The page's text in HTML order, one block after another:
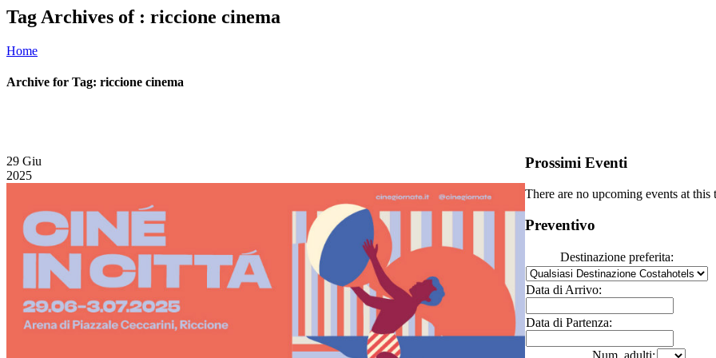
Tag Archives of : riccione cinema
Home
Archive for Tag: riccione cinema
29 Giu
2025
Prossimi Eventi
There are no upcoming events at this
Preventivo
Destinazione preferita:
Data di Arrivo:
Data di Partenza:
Num. adulti: